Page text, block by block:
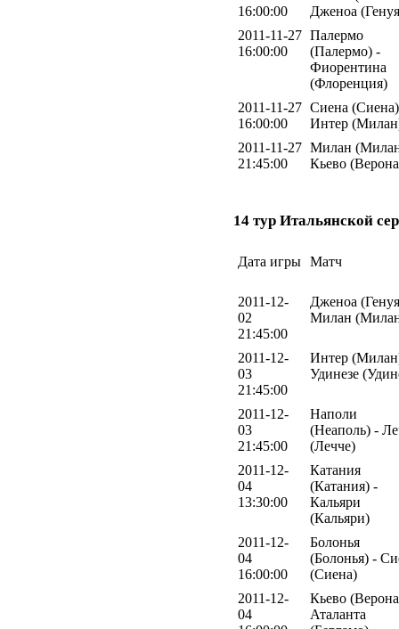
16:00:00
Дженоа
2011-11-27
16:00:00
Палермо
(Палермо) -
Фиорентина
(Флоренция)
2011-11-27
16:00:00
Сиена
Интер
2011-11-27
21:45:00
Милан
Кьево
14 тур Итальянской
Дата игры Матч
2011-12-
02
21:45:00
Дженоа
Милан
2011-12-
03
21:45:00
Интер
Удинезе
2011-12-
03
21:45:00
Наполи
(Неаполь) -
(Лечче)
2011-12-
04
13:30:00
Катания
(Катания) -
Кальяри
(Кальяри)
2011-12-
04
16:00:00
Болонья
(Болонья) -
(Сиена)
2011-12-
04
Кьево
Аталанта